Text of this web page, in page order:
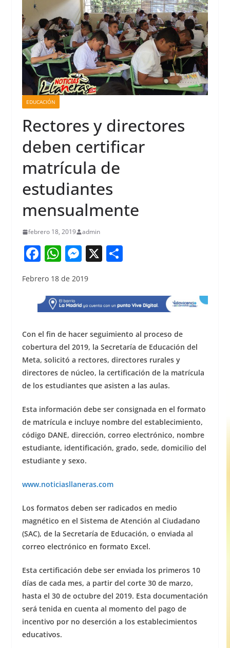
EDUCACIÓN
Rectores y directores
deben certificar
matrícula de
estudiantes
mensualmente
febrero 18, 2019 admin
F
c
e
b
o
o
k
W
h
at
s
A
p
p
M
ss
e
n
g
er
X S
e
Febrero 18 de 2019
Con el fin de hacer seguimiento al proceso de
cobertura del 2019, la Secretaría de Educación del
Meta, solicitó a rectores, directores rurales y
directores de núcleo, la certificación de la matrícula
de los estudiantes que asisten a las aulas.
Esta información debe ser consignada en el formato
de matrícula e incluye nombre del establecimiento,
código DANE, dirección, correo electrónico, nombre
estudiante, identificación, grado, sede, domicilio del
estudiante y sexo.
www.noticiasllaneras.com
Los formatos deben ser radicados en medio
magnético en el Sistema de Atención al Ciudadano
(SAC), de la Secretaría de Educación, o enviada al
correo electrónico en formato Excel.
Esta certificación debe ser enviada los primeros 10
días de cada mes, a partir del corte 30 de marzo,
hasta el 30 de octubre del 2019. Esta documentación
será tenida en cuenta al momento del pago de
incentivo por no deserción a los establecimientos
educativos.